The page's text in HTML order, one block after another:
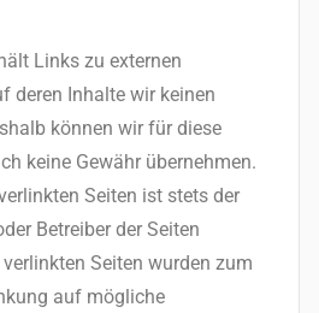
Links zu externen
deren Inhalte wir keinen
können wir für diese
keine Gewähr übernehmen.
Seiten ist stets der
Betreiber der Seiten
Seiten wurden zum
auf mögliche